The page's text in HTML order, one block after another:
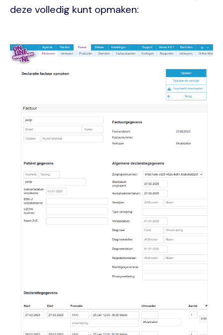
deze volledig kunt opmaken:
Image